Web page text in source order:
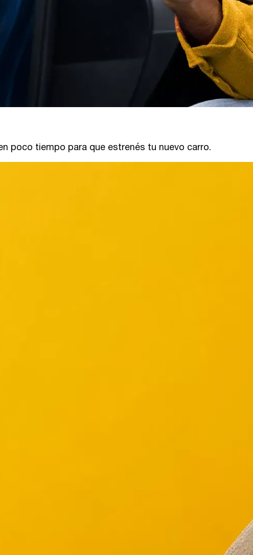
poco tiempo para que estrenés tu nuevo carro.